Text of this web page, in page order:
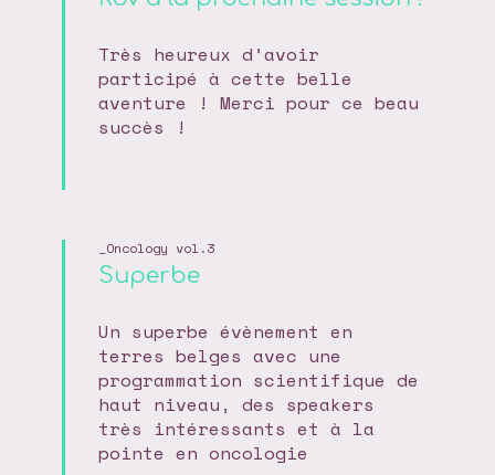
Très heureux d’avoir
participé à cette belle
aventure ! Merci pour ce beau
succès !
Oncology vol.3
Superbe
Un superbe évènement en
terres belges avec une
programmation scientifique de
haut niveau, des speakers
très intéressants et à la
pointe en oncologie